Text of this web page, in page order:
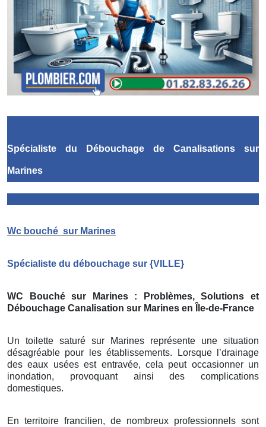
Spécialiste du Débouchage de Canalisations sur
Marines
Wc bouché sur Marines
Spécialiste du débouchage sur {VILLE}
WC Bouché sur Marines
: Problèmes, Solutions et
Débouchage Canalisation sur Marines en Île-de-France
Un toilette saturé sur Marines représente une situation
désagréable pour les établissements. Lorsque l’drainage
des eaux usées est entravée, cela peut occasionner un
inondation, provoquant ainsi des complications
domestiques.
En territoire francilien, de nombreux professionnels sont